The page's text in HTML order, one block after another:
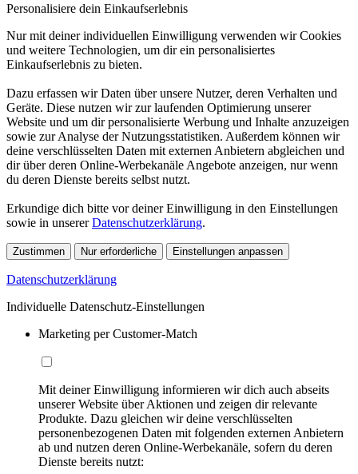
Personalisiere dein Einkaufserlebnis
Nur mit deiner individuellen Einwilligung verwenden wir Cookies
und weitere Technologien, um dir ein personalisiertes
Einkaufserlebnis zu bieten.
Dazu erfassen wir Daten über unsere Nutzer, deren Verhalten und
Geräte. Diese nutzen wir zur laufenden Optimierung unserer
Website und um dir personalisierte Werbung und Inhalte anzuzeigen
sowie zur Analyse der Nutzungsstatistiken. Außerdem können wir
deine verschlüsselten Daten mit externen Anbietern abgleichen und
dir über deren Online-Werbekanäle Angebote anzeigen, nur wenn
du deren Dienste bereits selbst nutzt.
Erkundige dich bitte vor deiner Einwilligung in den Einstellungen
sowie in unsererDatenschutzerklärung.
Zustimmen Nur erforderliche Einstellungen anpassen
Datenschutzerklärung
Individuelle Datenschutz-Einstellungen
Marketing per Customer-Match
Mit deiner Einwilligung informieren wir dich auch abseits
unserer Website über Aktionen und zeigen dir relevante
Produkte. Dazu gleichen wir deine verschlüsselten
personenbezogenen Daten mit folgenden externen Anbietern
ab und nutzen deren Online-Werbekanäle, sofern du deren
Dienste bereits nutzt: